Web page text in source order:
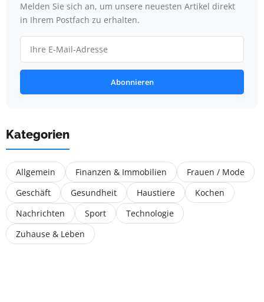
Melden Sie sich an, um unsere neuesten Artikel direkt
in Ihrem Postfach zu erhalten.
Abonnieren
Kategorien
Allgemein Finanzen & Immobilien
Frauen / Mode
Geschäft
Gesundheit Haustiere
Kochen
Nachrichten
Sport
Technologie
Zuhause & Leben